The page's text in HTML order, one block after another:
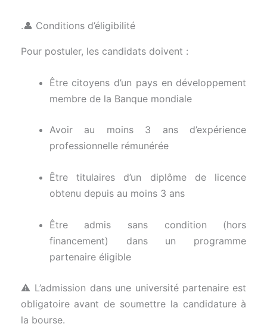
.👤 Conditions d’éligibilité
Pour postuler, les candidats doivent :
Être citoyens d’un pays en développement
membre de la Banque mondiale
Avoir au moins 3 ans d’expérience
professionnelle rémunérée
Être titulaires d’un diplôme de licence
obtenu depuis au moins 3 ans
Être admis sans condition (hors
financement) dans un programme
partenaire éligible
⚠️ L’admission dans une université partenaire est
obligatoire avant de soumettre la candidature à
la bourse.